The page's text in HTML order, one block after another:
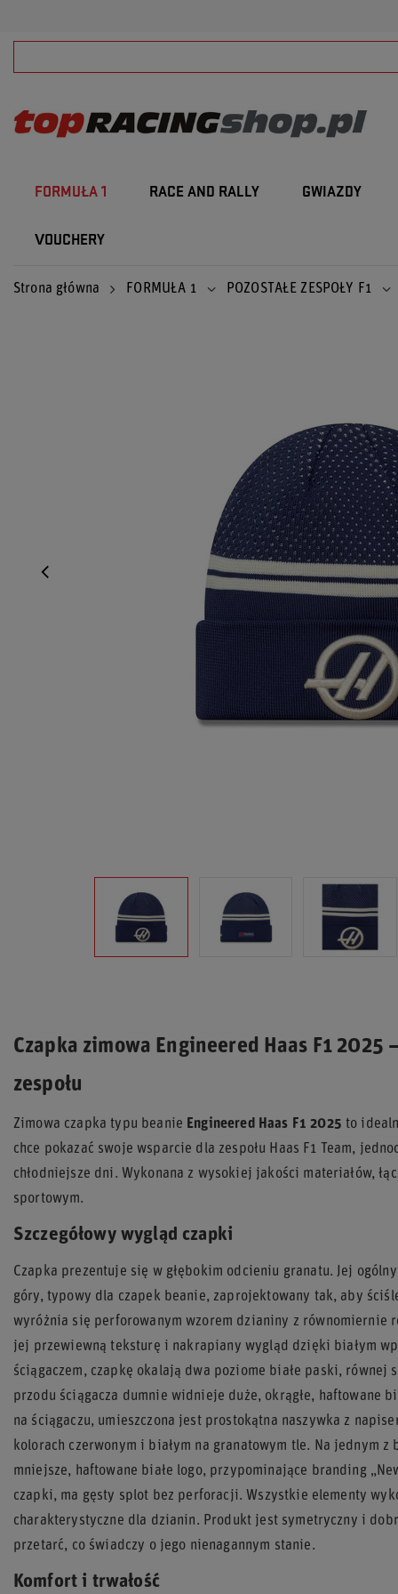
FORMUŁA 1 RACE AND RALLY GWIAZDY
VOUCHERY
Strona główna FORMUŁA 1 POZOSTAŁE ZESPOŁY F1
Czapka zimowa Engineered Haas F1 2025
zespołu
Zimowa czapka typu beanie Engineered Haas F1 2025 to
chce pokazać swoje wsparcie dla zespołu Haas F1 Team,
chłodniejsze dni. Wykonana z wysokiej jakości materiałów,
sportowym.
Szczegółowy wygląd czapki
Czapka prezentuje się w głębokim odcieniu granatu. Jej
góry, typowy dla czapek beanie, zaprojektowany tak, aby
wyróżnia się perforowanym wzorem dzianiny z równomiernie
jej przewiewną teksturę i nakrapiany wygląd dzięki białym
ściągaczem, czapkę okalają dwa poziome białe paski, równej
przodu ściągacza dumnie widnieje duże, okrągłe, haftowane
na ściągaczu, umieszczona jest prostokątna naszywka z
kolorach czerwonym i białym na granatowym tle. Na jednym
mniejsze, haftowane białe logo, przypominające branding
czapki, ma gęsty splot bez perforacji. Wszystkie elementy
charakterystyczne dla dzianin. Produkt jest symetryczny i
przetarć, co świadczy o jego nienagannym stanie.
Komfort i trwałość